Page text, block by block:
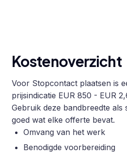
Kostenoverzicht
Voor Stopcontact plaatsen is
prijsindicatie EUR 850 - EUR
Gebruik deze bandbreedte als
goed wat elke offerte bevat.
Omvang van het werk
Benodigde voorbereiding